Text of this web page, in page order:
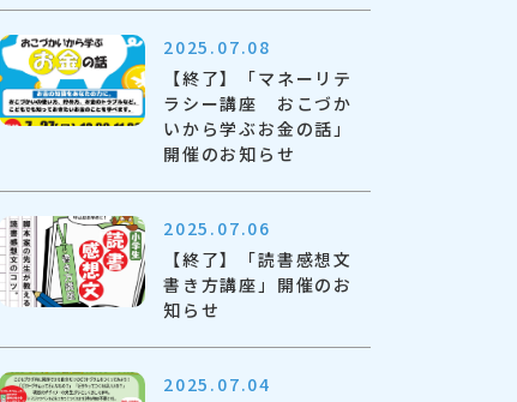
2025.07.08
【終了】「マネーリテ
ラシー講座 おこづか
いから学ぶお金の話」
開催のお知らせ
2025.07.06
【終了】「読書感想文
書き方講座」開催のお
知らせ
2025.07.04